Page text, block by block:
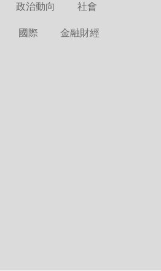
政治動向 社會
國際 金融財經